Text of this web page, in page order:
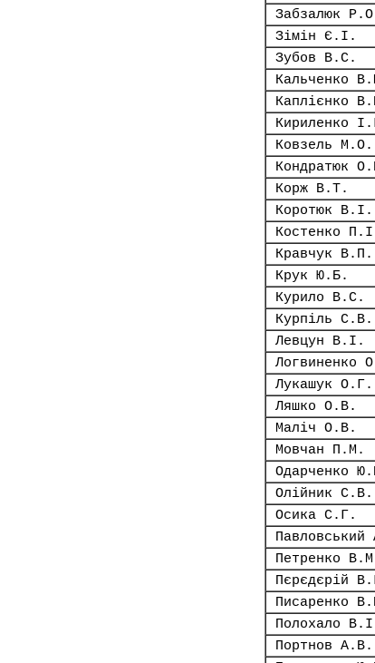
Забзалюк
Зімін Є.І.
Зубов В.С.
Кальченко
Каплієнко
Кириленко
Ковзель М.О.
Кондратюк
Корж В.Т.
Коротюк В.І.
Костенко
Кравчук В.П.
Крук Ю.Б.
Курило В.С.
Курпіль С.В.
Левцун В.І.
Логвиненко
Лукашук О.Г.
Ляшко О.В.
Маліч О.В.
Мовчан П.М.
Одарченко
Олійник С.В.
Осика С.Г.
Петренко
Пєрєдєрій
Писаренко
Полохало
Портнов А.В.